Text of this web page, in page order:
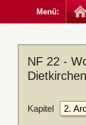
Menü:
NF 22 -
Kapitel